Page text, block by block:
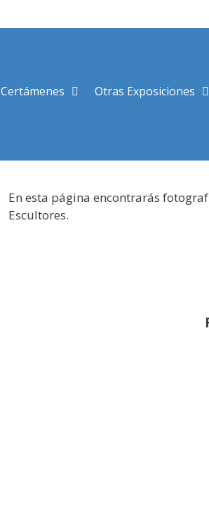
Certámenes Otras Exposiciones
En esta página encontrarás
Escultores.